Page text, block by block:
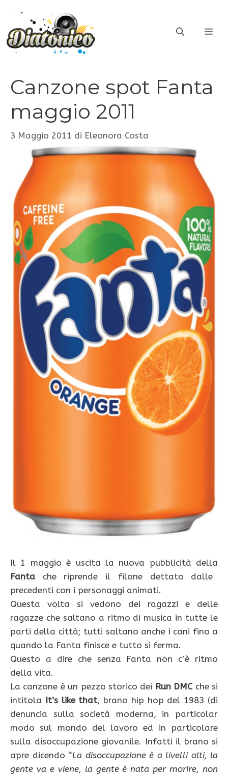
contenuto
Canzone spot Fanta
maggio 2011
3 Maggio 2011 di Eleonora Costa
Il 1 maggio è uscita la nuova pubblicità della
Fanta che riprende il filone dettato dalle
precedenti con i personaggi animati.
Questa volta si vedono dei ragazzi e delle
ragazze che saltano a ritmo di musica in tutte le
parti della città; tutti saltano anche i cani fino a
quando la Fanta finisce e tutto si ferma.
Questo a dire che senza Fanta non c’è ritmo
della vita.
La canzone è un pezzo storico dei Run DMC che si
intitola It’s like that, brano hip hop del 1983 (di
denuncia sulla società moderna, in particolar
modo sul mondo del lavoro ed in particolare
sulla disoccupazione giovanile. Infatti il brano si
apre dicendo “La disoccupazione è a livelli alti, la
gente va e viene, la gente è nata per morire, non